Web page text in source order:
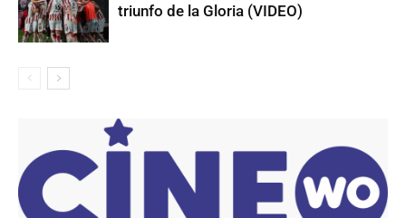
triunfo de la Gloria (VIDEO)